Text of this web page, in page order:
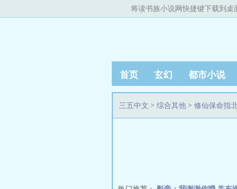
将读书族小说网快捷键下载到桌
首页 玄幻 都市小说
三五中文 > 综合其他 > 修仙保命指